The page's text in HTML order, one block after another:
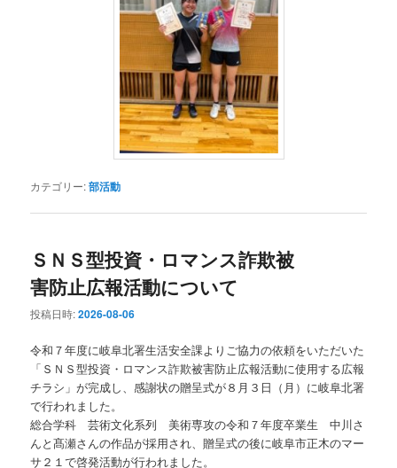
カテゴリー:部活動
ＳＮＳ型投資・ロマンス詐欺被
害防止広報活動について
投稿日時:2026-08-06
令和７年度に岐阜北署生活安全課よりご協力の依頼をいただいた
「ＳＮＳ型投資・ロマンス詐欺被害防止広報活動に使用する広報
チラシ」が完成し、感謝状の贈呈式が８月３日（月）に岐阜北署
で行われました。
総合学科 芸術文化系列 美術専攻の令和７年度卒業生 中川さ
んと髙瀬さんの作品が採用され、贈呈式の後に岐阜市正木のマー
サ２１で啓発活動が行われました。